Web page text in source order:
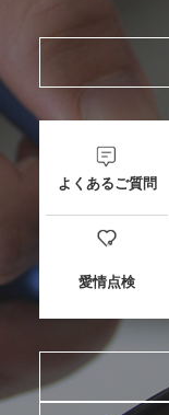
よくあるご質問
愛情点検